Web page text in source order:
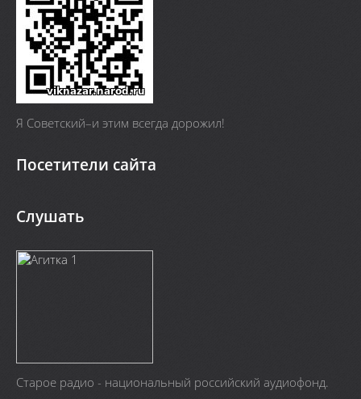
Я Cоветский–и этим всегда дорожил!
Посетители сайта
Слушать
Старое радио - национальный российский аудиофонд.